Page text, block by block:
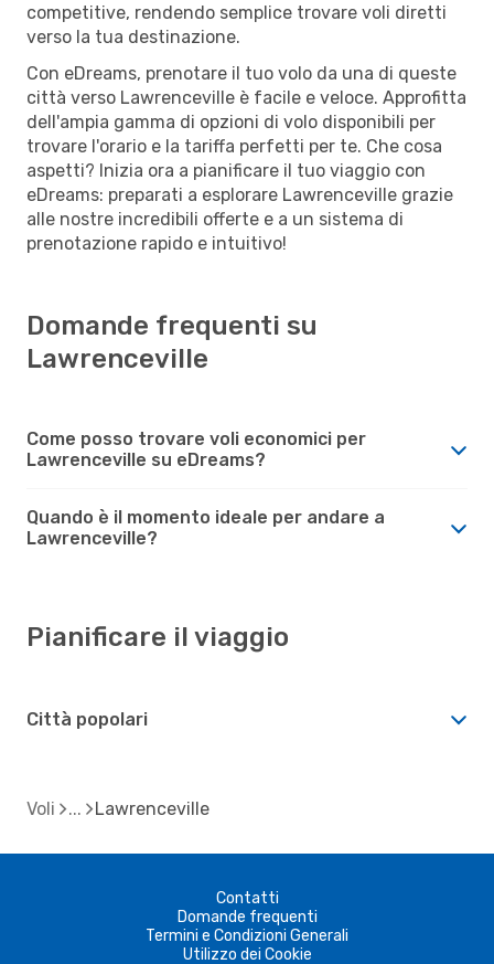
competitive, rendendo semplice trovare voli diretti
verso la tua destinazione.
Con eDreams, prenotare il tuo volo da una di queste
città verso Lawrenceville è facile e veloce. Approfitta
dell'ampia gamma di opzioni di volo disponibili per
trovare l'orario e la tariffa perfetti per te. Che cosa
aspetti? Inizia ora a pianificare il tuo viaggio con
eDreams: preparati a esplorare Lawrenceville grazie
alle nostre incredibili offerte e a un sistema di
prenotazione rapido e intuitivo!
Domande frequenti su
Lawrenceville
Come posso trovare voli economici per
Lawrenceville su eDreams?
Quando è il momento ideale per andare a
Lawrenceville?
Pianificare il viaggio
Città popolari
Voli Lawrenceville
Contatti
Domande frequenti
Termini e Condizioni Generali
Utilizzo dei Cookie